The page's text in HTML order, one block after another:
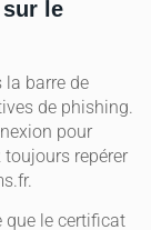
le
la barre de
de phishing.
pour
toujours repérer
que le certificat